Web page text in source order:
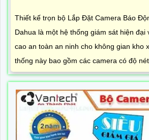
Thiết kế trọn bộ Lắp Đặt Camera Báo
Dahua là một hệ thống giám sát hiện đại
cao an toàn an ninh cho không gian kho
thống này bao gồm các camera có độ